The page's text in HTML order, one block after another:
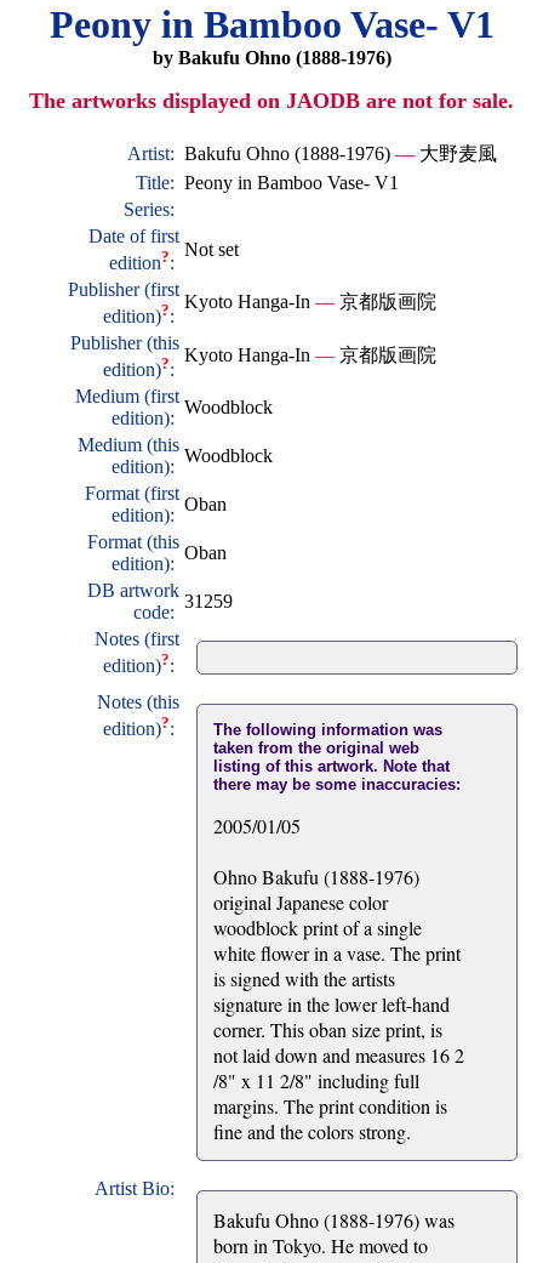
Peony in Bamboo Vase- V1
by Bakufu Ohno (1888-1976)
The artworks displayed on JAODB are not for sale.
Artist: Bakufu Ohno (1888-1976) — 大野麦風
Title: Peony in Bamboo Vase- V1
Series:
Date of first
edition?:
Not set
Publisher (first
edition)?:
Kyoto Hanga-In — 京都版画院
Publisher (this
edition)?:
Kyoto Hanga-In — 京都版画院
Medium (first
edition):
Woodblock
Medium (this
edition):
Woodblock
Format (first
edition):
Oban
Format (this
edition):
Oban
DB artwork
code:
31259
Notes (first
edition)?:
Notes (this
edition)?:
The following information was
taken from the original web
listing of this artwork. Note that
there may be some inaccuracies:
2005/01/05
Ohno Bakufu (1888-1976)
original Japanese color
woodblock print of a single
white flower in a vase. The print
is signed with the artists
signature in the lower left-hand
corner. This oban size print, is
not laid down and measures 16 2
/8" x 11 2/8" including full
margins. The print condition is
fine and the colors strong.
Artist Bio:
Bakufu Ohno (1888-1976) was
born in Tokyo. He moved to